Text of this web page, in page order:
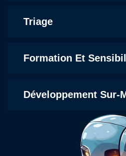
Triage
Formation Et
Développement Sur-